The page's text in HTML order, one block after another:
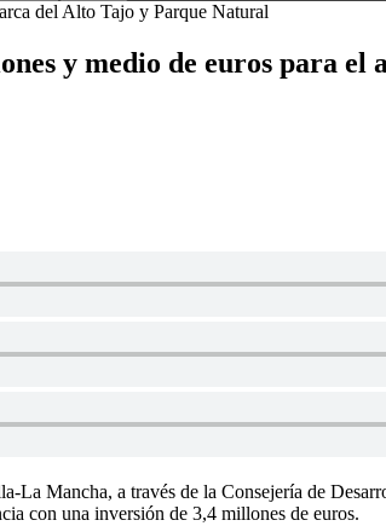
del Alto Tajo y Parque Natural
y medio de euros para
La Mancha, a través de la Consejería de
con una inversión de 3,4 millones de euros.